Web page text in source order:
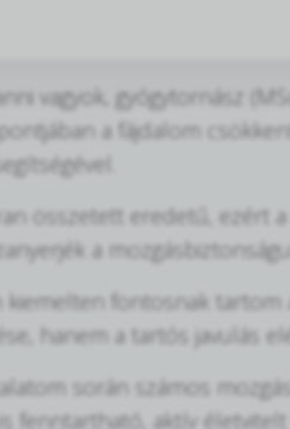
vagyok, gyógytornász
a fájdalom
összetett eredetű, ezért
a
kiemelten fontosnak
hanem a tartós javulás
során számos
fenntartható, aktív